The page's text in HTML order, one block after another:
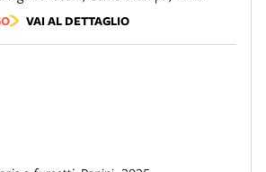
VAI AL DETTAGLIO